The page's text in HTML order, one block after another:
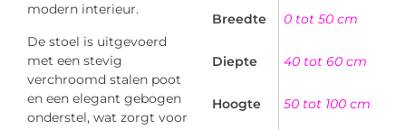
modern interieur.
De stoel is uitgevoerd
met een stevig
verchroomd stalen poot
en een elegant gebogen
onderstel, wat zorgt voor
Breedte 0 tot 50 cm
Diepte 40 tot 60 cm
Hoogte 50 tot 100 cm